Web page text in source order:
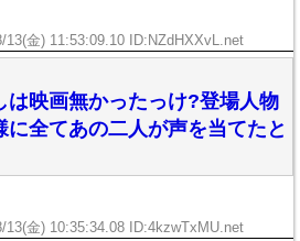
13(金) 11:53:09.10 ID:NZdHXXvL.net
は映画無かったっけ?登場人物
に全てあの二人が声を当てたと
13(金) 10:35:34.08 ID:4kzwTxMU.net